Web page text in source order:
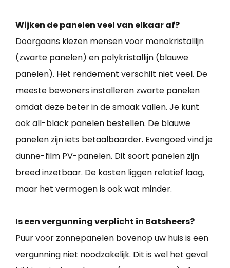
Wijken de panelen veel van elkaar af?
Doorgaans kiezen mensen voor monokristallijn
(zwarte panelen) en polykristallijn (blauwe
panelen). Het rendement verschilt niet veel. De
meeste bewoners installeren zwarte panelen
omdat deze beter in de smaak vallen. Je kunt
ook all-black panelen bestellen. De blauwe
panelen zijn iets betaalbaarder. Evengoed vind je
dunne-film PV-panelen. Dit soort panelen zijn
breed inzetbaar. De kosten liggen relatief laag,
maar het vermogen is ook wat minder.
Is een vergunning verplicht in Batsheers?
Puur voor zonnepanelen bovenop uw huis is een
vergunning niet noodzakelijk. Dit is wel het geval